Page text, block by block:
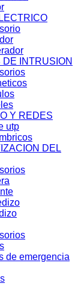
INTRUSION
Y REDES
utp
DEL
de emergencia